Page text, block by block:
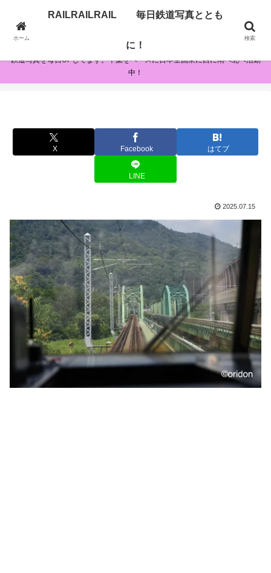
RAILRAILRAIL 毎日鉄道写真とともに！
鉄道写真を毎日UPしてます。千葉をベースに日本全国東に西に南へ北へ活動
中！
X Facebook はてブ
LINE
2025.07.15
ホーム
RAILRAILRAIL 毎日鉄道写真ととも
に！
検索